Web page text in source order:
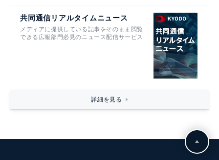
共同通信リアルタイムニュース
メディアに提供している記事をそのまま閲覧
できる広報部門必見のニュース配信サービス
詳細を見る